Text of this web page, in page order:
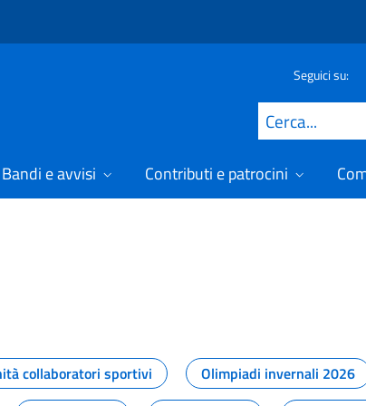
Seguici su:
Cerca
Bandi e avvisi Contributi e patrocini
lo sport
collaboratori sportivi Olimpiadi invernali 2026